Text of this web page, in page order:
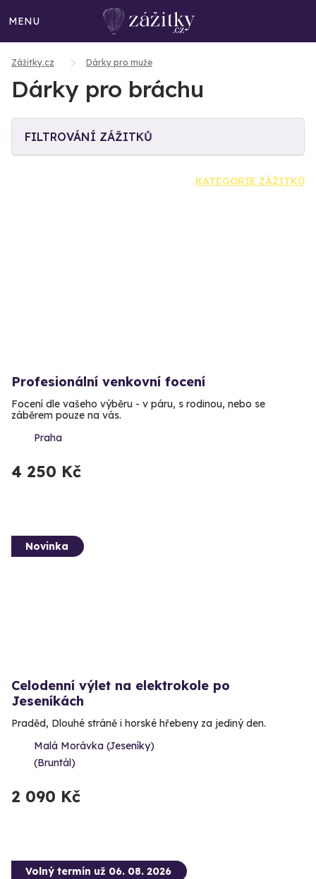
MENU
Zážitky.cz Dárky pro muže
Dárky pro bráchu
FILTROVÁNÍ ZÁŽITKŮ
KATEGORIE ZÁŽITKŮ
Profesionální venkovní focení
Focení dle vašeho výběru - v páru, s rodinou, nebo se
záběrem pouze na vás.
Praha
4 250 Kč
Novinka
Celodenní výlet na elektrokole po
Jeseníkách
Praděd, Dlouhé stráně i horské hřebeny za jediný den.
Malá Morávka (Jeseníky)
(Bruntál)
2 090 Kč
Volný termín už 06. 08. 2026